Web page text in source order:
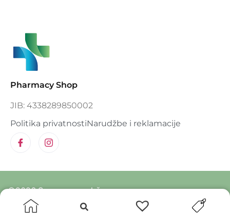
Pharmacy Shop
JIB: 4338289850002
Politika privatnostiNarudžbe i reklamacije
©2026 Sva prava zadržana.
Designed and developed by Deltico.